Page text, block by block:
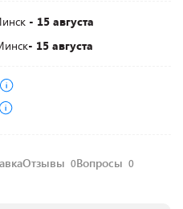
- 15 августа
- 15 августа
Отзывы 0Вопросы 0